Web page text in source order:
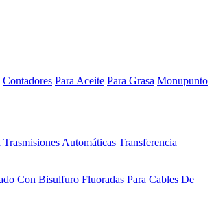
Contadores Para Aceite Para Grasa Monupunto
Trasmisiones Automáticas Transferencia
Con Bisulfuro Fluoradas Para Cables De